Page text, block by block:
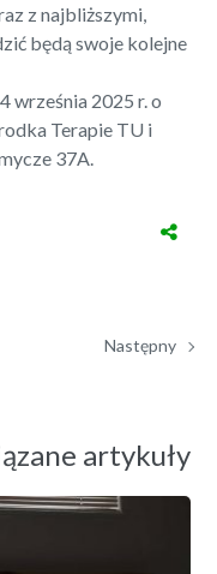
z najbliższymi,
będą swoje kolejne
września 2025 r. o
Terapie TU i
37A.
Następny
artykuły